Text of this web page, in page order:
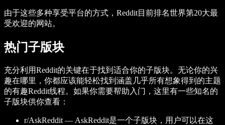
由于这些多种享受平台的方式，Reddit目前排名世界第20大最
受欢迎的网站。
热门子版块
充分利用Reddit的关键在于找到适合你的子版块。无论你的兴
趣在哪里，你都应该能轻松找到涵盖几乎所有想象得到的主题
的有趣Reddit线程。如果你需要帮助入门，这里有一些知名的
子版块供你查看：
r/AskReddit — AskReddit是一个子版块，用户可以在这